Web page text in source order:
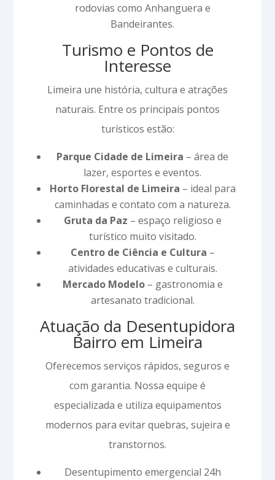
rodovias como Anhanguera e
Bandeirantes.
Turismo e Pontos de
Interesse
Limeira une história, cultura e atrações
naturais. Entre os principais pontos
turísticos estão:
Parque Cidade de Limeira – área de
lazer, esportes e eventos.
Horto Florestal de Limeira – ideal para
caminhadas e contato com a natureza.
Gruta da Paz – espaço religioso e
turístico muito visitado.
Centro de Ciência e Cultura –
atividades educativas e culturais.
Mercado Modelo– gastronomia e
artesanato tradicional.
Atuação da Desentupidora
Bairro em Limeira
Oferecemos serviços rápidos, seguros e
com garantia. Nossa equipe é
especializada e utiliza equipamentos
modernos para evitar quebras, sujeira e
transtornos.
Desentupimento emergencial 24h